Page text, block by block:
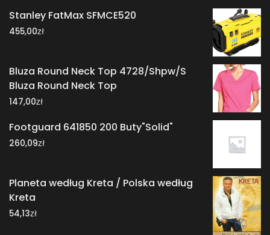
Stanley FatMax SFMCE520
455,00zł
Bluza Round Neck Top 4728/Shpw/S
Bluza Round Neck Top
147,00zł
Footguard 641850 200 Buty"Solid"
260,09zł
Planeta według Kreta / Polska według
Kreta
54,13zł